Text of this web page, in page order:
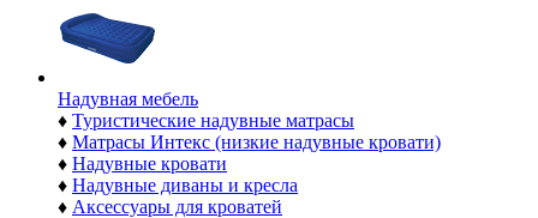
Надувная мебель
♦ Туристические надувные матрасы
♦ Матрасы Интекс (низкие надувные кровати)
♦ Надувные кровати
♦ Надувные диваны и кресла
♦ Аксессуары для кроватей